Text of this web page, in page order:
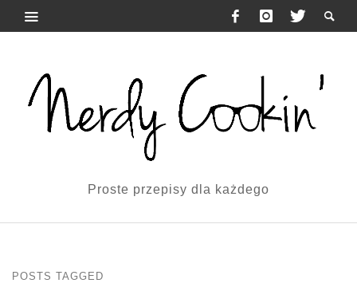
Proste przepisy dla każdego
POSTS TAGGED